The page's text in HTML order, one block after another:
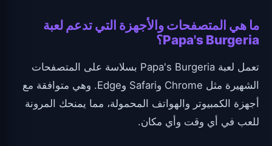
ما هي المتصفحات والأجهزة التي تدعم لعبة
Papa's Burgeria؟
تعمل لعبة Papa's Burgeria بسلاسة على المتصفحات
الشهيرة مثل Chrome وSafari وEdge. وهي متوافقة مع
أجهزة الكمبيوتر والهواتف المحمولة، مما يمنحك المرونة
للعب في أي وقت وأي مكان.